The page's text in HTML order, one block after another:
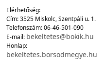
Elérhetőség:
Cím: 3525 Miskolc, Szentpáli u. 1.
Telefonszám: 06-46-501-090
E-mail: bekeltetes@bokik.hu
Honlap:
bekeltetes.borsodmegye.hu